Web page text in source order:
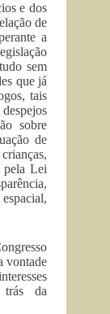
e dos
de
a
sem
que já
tais
sobre
de
pela Lei
vontade
trás da